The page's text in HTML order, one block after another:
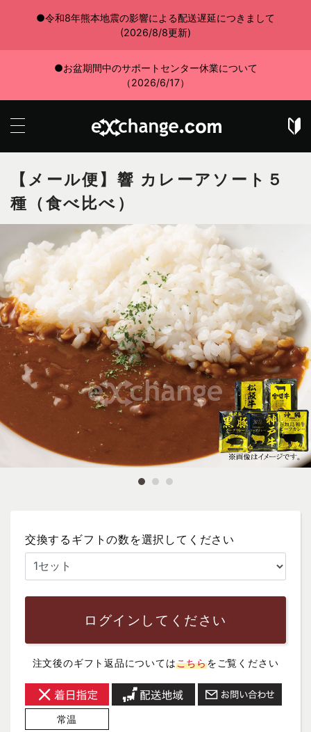
●令和8年熊本地震の影響による配送遅延につきまして
(2026/8/8更新)
●お盆期間中のサポートセンター休業について
（2026/6/17）
【メール便】響 カレーアソート５
種（食べ比べ）
交換するギフトの数を選択してください
ログインしてください
注文後のギフト返品についてはこちらをご覧ください
常温